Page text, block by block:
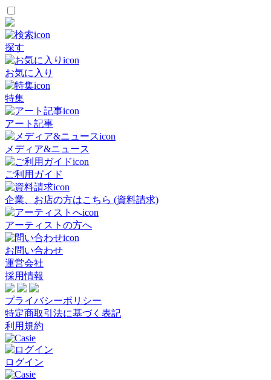
探す
お気に入り
特集
アート記事
メディア&ニュース
ご利用ガイド
企業、お店の方はこちら (資料請求)
アーティストの方へ
お問い合わせ
運営会社
採用情報
プライバシーポリシー
特定商取引法に基づく表記
利用規約
ログイン